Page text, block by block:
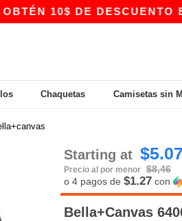
DE DESCUENTO EN
Chaquetas Camisetas sin
Starting at $5.07
Precio al por menor $8,46
o 4 pagos de $1.27 con
Bella+Canvas